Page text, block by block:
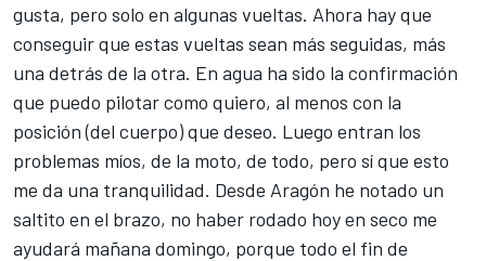
gusta, pero solo en algunas vueltas. Ahora hay que
conseguir que estas vueltas sean más seguidas, más
una detrás de la otra. En agua ha sido la confirmación
que puedo pilotar como quiero, al menos con la
posición (del cuerpo) que deseo. Luego entran los
problemas míos, de la moto, de todo, pero sí que esto
me da una tranquilidad. Desde Aragón he notado un
saltito en el brazo, no haber rodado hoy en seco me
ayudará mañana domingo, porque todo el fin de